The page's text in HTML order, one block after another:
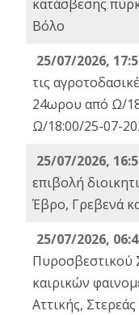
κατάσβεσης
Βόλο
25/07/2026,
τις
24ωρου από Ω/
Ω/18:00/25-07-
25/07/2026,
επιβολή
Έβρο, Γρεβενά
25/07/2026,
Πυροσβεστικού
καιρικών
Αττικής,